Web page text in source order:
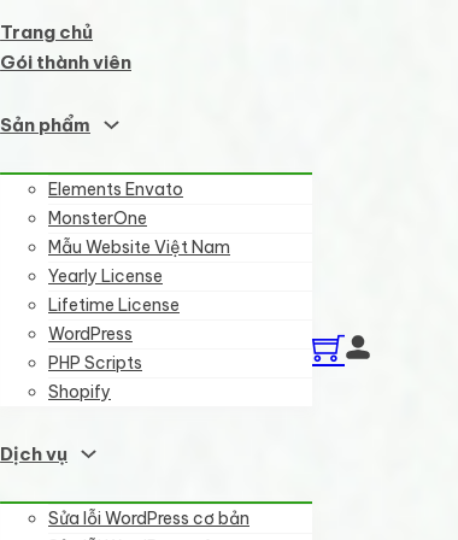
Trang chủ
Gói thành viên
Sản phẩm
Elements Envato
MonsterOne
Mẫu Website Việt Nam
Yearly License
Lifetime License
WordPress
PHP Scripts
Shopify
Dịch vụ
Sửa lỗi WordPress cơ bản